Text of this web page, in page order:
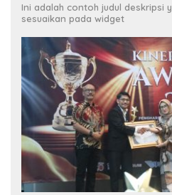
Ini adalah contoh judul deskripsi
sesuaikan pada widget